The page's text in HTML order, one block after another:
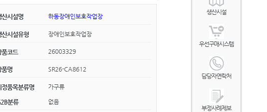
산시설명 하동장애인보호작업장
산시설유형 장애인보호작업장
품코드 26003329
품명 SR26-CA8612
정품목분류명 가구류
분류 없음
생산시설
우선구매시스템
담당자연락처
부정사례제보